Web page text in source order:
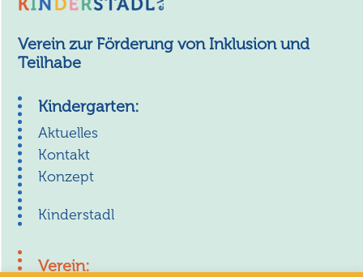
Verein zur Förderung von Inklusion und
Teilhabe
Kindergarten:
Aktuelles
Kontakt
Konzept
Kinderstadl
Verein: